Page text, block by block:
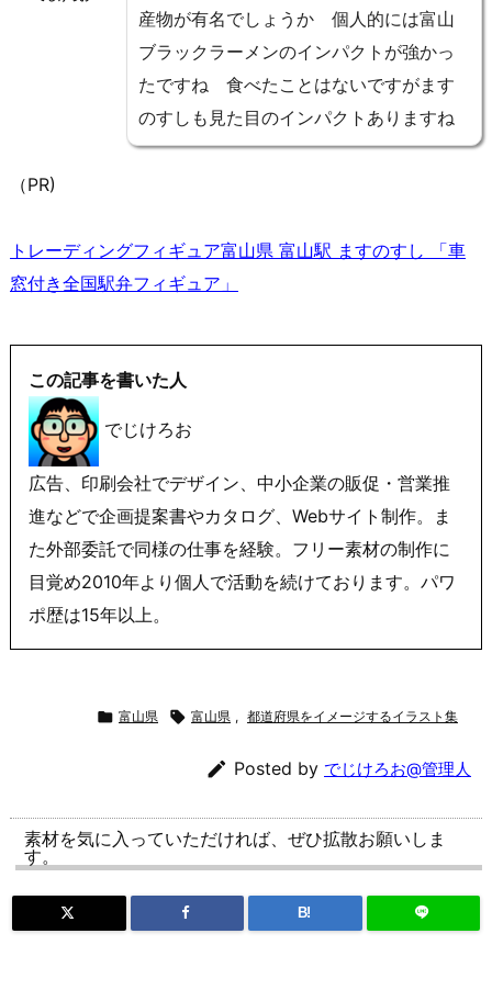
産物が有名でしょうか 個人的には富山
ブラックラーメンのインパクトが強かっ
たですね 食べたことはないですがます
のすしも見た目のインパクトありますね
（PR)
トレーディングフィギュア富山県 富山駅 ますのすし 「車
窓付き全国駅弁フィギュア」
この記事を書いた人
でじけろお
広告、印刷会社でデザイン、中小企業の販促・営業推
進などで企画提案書やカタログ、Webサイト制作。ま
た外部委託で同様の仕事を経験。フリー素材の制作に
目覚め2010年より個人で活動を続けております。パワ
ポ歴は15年以上。
 富山県  富山県 , 都道府県をイメージするイラスト集
 Posted by でじけろお@管理人
素材を気に入っていただければ、ぜひ拡散お願いしま
す。
B!